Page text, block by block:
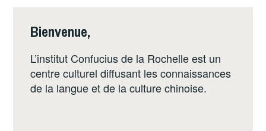
Bienvenue,
L’institut Confucius de la Rochelle est un
centre culturel diffusant les connaissances
de la langue et de la culture chinoise.